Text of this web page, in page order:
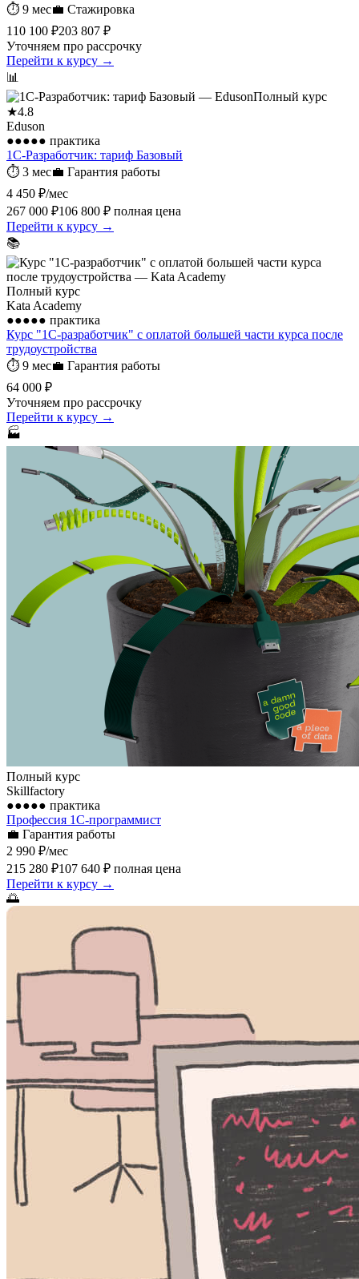
⏱ 9 мес💼 Стажировка
110 100 ₽203 807 ₽
Уточняем про рассрочку
Перейти к курсу →
📊
Полный курс
★4.8
Eduson
●●●●● практика
1С-Разработчик: тариф Базовый
⏱ 3 мес💼 Гарантия работы
4 450 ₽/мес
267 000 ₽106 800 ₽ полная цена
Перейти к курсу →
📚
Полный курс
Kata Academy
●●●●● практика
Курс "1С-разработчик" с оплатой большей части курса после
трудоустройства
⏱ 9 мес💼 Гарантия работы
64 000 ₽
Уточняем про рассрочку
Перейти к курсу →
🏭
Полный курс
Skillfactory
●●●●● практика
Профессия 1С-программист
💼 Гарантия работы
2 990 ₽/мес
215 280 ₽107 640 ₽ полная цена
Перейти к курсу →
🌅